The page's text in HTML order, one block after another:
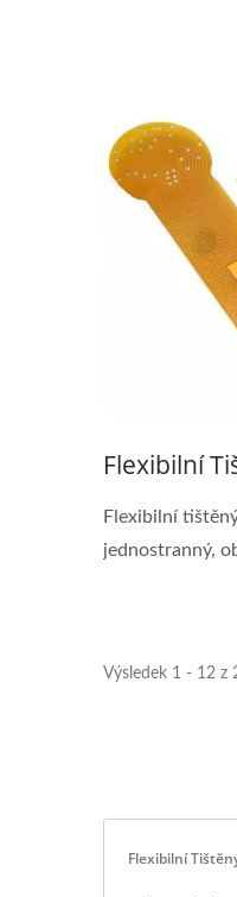
Flexibilní
Flexibilní
jednostranný,
Výsledek 1 - 12 z
Flexibilní